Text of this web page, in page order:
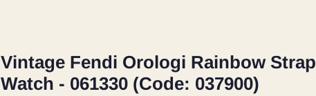
Vintage Fendi Orologi Rainbow Strap
Watch - 061330 (Code: 037900)